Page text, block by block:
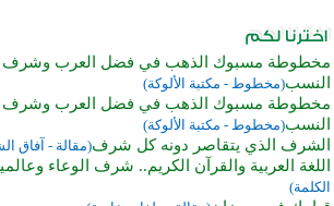
مخطوطة مسبوك الذهب في فضل العرب وشرف
النسب(مخطوط - مكتبة الألوكة)
مخطوطة مسبوك الذهب في فضل العرب وشرف
النسب(مخطوط - مكتبة الألوكة)
الشرف الذي يتقاصر دونه كل شرف(مقالة - آفاق
اللغة العربية والقرآن الكريم.. شرف الوعاء
الكلمة)